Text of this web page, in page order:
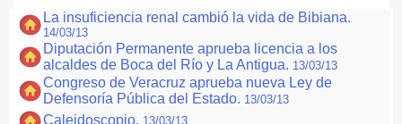
La insuficiencia renal cambió la vida de Bibiana.
14/03/13
Diputación Permanente aprueba licencia a los
alcaldes de Boca del Río y La Antigua. 13/03/13
Congreso de Veracruz aprueba nueva Ley de
Defensoría Pública del Estado. 13/03/13
Caleidoscopio. 13/03/13